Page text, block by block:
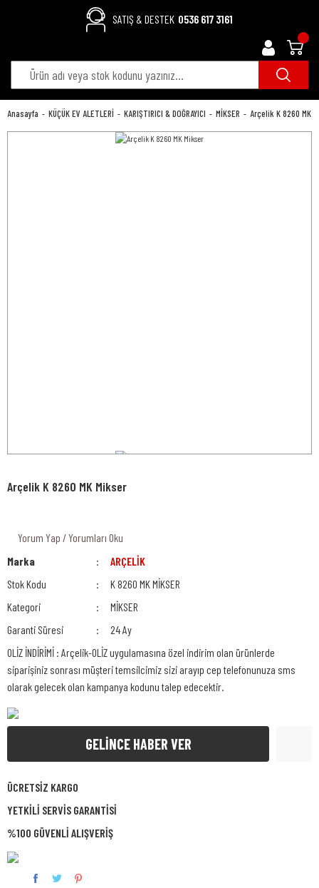
SATIŞ & DESTEK 0536 617 3161
Anasayfa KÜÇÜK EV ALETLERİ KARIŞTIRICI & DOĞRAYICI MİKSER Arçelik K 8260 MK
Arçelik K 8260 MK Mikser
Yorum Yap / Yorumları Oku
Marka
ARÇELİK
Stok Kodu
K 8260 MK MİKSER
Kategori
MİKSER
Garanti Süresi
24 Ay
OLİZ İNDİRİMİ : Arçelik-OLİZ uygulamasına özel indirim olan ürünlerde
siparişiniz sonrası müşteri temsilcimiz sizi arayıp cep telefonunuza sms
olarak gelecek olan kampanya kodunu talep edecektir.
GELİNCE HABER VER
ÜCRETSİZ KARGO
YETKİLİ SERVİS GARANTİSİ
%100 GÜVENLİ ALIŞVERİŞ